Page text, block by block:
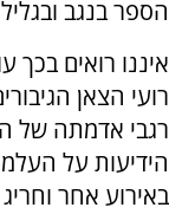
הספר בנגב
איננו רואים בכך
רועי הצאן
רגבי אדמתה של
באירוע אחר